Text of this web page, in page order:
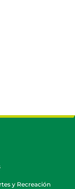
y Recreación